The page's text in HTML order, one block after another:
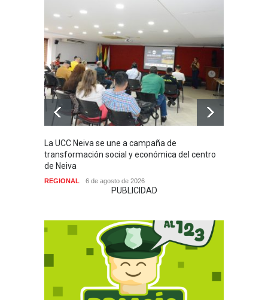
La UCC Neiva se une a campaña de
transformación social y económica del centro
de Neiva
REGIONAL 6 de agosto de 2026
PUBLICIDAD